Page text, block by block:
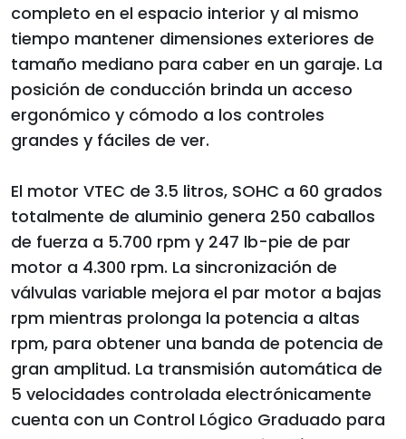
completo en el espacio interior y al mismo
tiempo mantener dimensiones exteriores de
tamaño mediano para caber en un garaje. La
posición de conducción brinda un acceso
ergonómico y cómodo a los controles
grandes y fáciles de ver.
El motor VTEC de 3.5 litros, SOHC a 60 grados
totalmente de aluminio genera 250 caballos
de fuerza a 5.700 rpm y 247 lb-pie de par
motor a 4.300 rpm. La sincronización de
válvulas variable mejora el par motor a bajas
rpm mientras prolonga la potencia a altas
rpm, para obtener una banda de potencia de
gran amplitud. La transmisión automática de
5 velocidades controlada electrónicamente
cuenta con un Control Lógico Graduado para